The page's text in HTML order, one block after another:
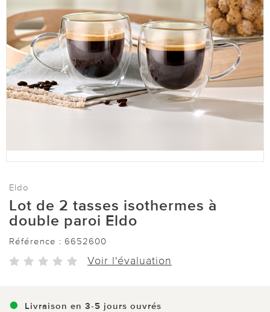
Eldo
Lot de 2 tasses isothermes à
double paroi Eldo
Référence : 6652600
Voir l'évaluation
Livraison en 3-5 jours ouvrés